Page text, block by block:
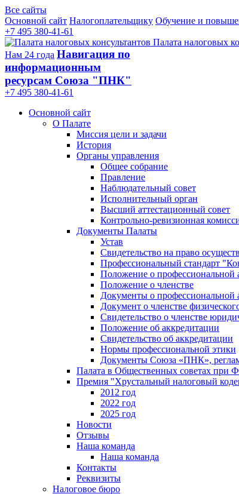
Все сайты
Основной сайт Налогоплательщику Обучение и
+7 495 380-41-61
Палата налоговых
Нам 24 года Навигация по
информационным
ресурсам Союза "ПНК"
+7 495 380‑41‑61
Основной сайт
О Палате
Миссия цели и задачи
История
Органы управления
Общее собрание
Правление
Наблюдательный совет
Исполнительный орган
Высший аттестационный совет
Контрольно-ревизионная
Документы Палаты
Устав
Свидетельство на право
Профессиональный стандарт
Положение о профессиональной
Положение о членстве
Документы о профессиональной
Документ о членстве
Свидетельство о членстве
Положение об аккредитации
Свидетельство об аккредитации
Нормы профессиональной этики
Документы Союза «ПНК»,
Палата в Общественных советах
Премия "Хрустальный налоговый
2012 год
2022 год
2025 год
Новости
Отзывы
Наша команда
Наша команда
Контакты
Реквизиты
Налоговое бюро